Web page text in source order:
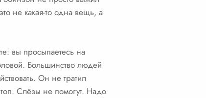
не какая-то одна вещь, а
вы просыпаетесь на
Большинство людей
Он не тратил
Слёзы не помогут. Надо